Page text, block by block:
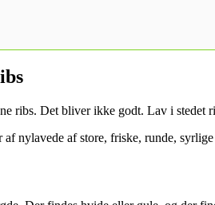
ribs. Det bliver ikke godt. Lav i stedet
nylavede af store, friske, runde,